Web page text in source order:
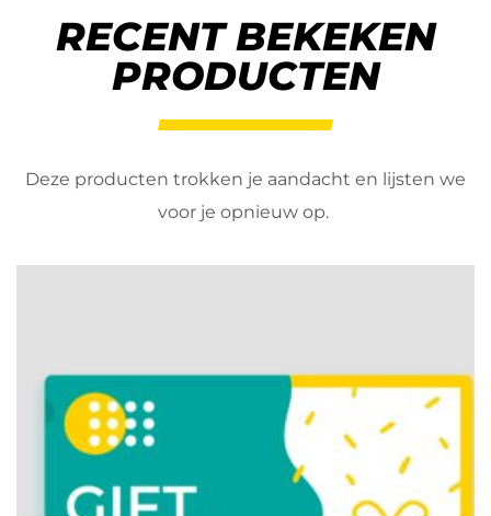
RECENT BEKEKEN
PRODUCTEN
Deze producten trokken je aandacht en lijsten we
voor je opnieuw op.